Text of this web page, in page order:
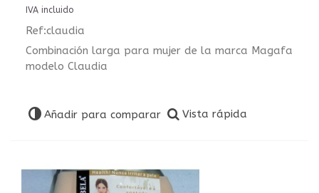
IVA incluido
Ref:claudia
Combinación larga para mujer de la marca Magafa
modelo Claudia
Añadir para comparar Vista rápida